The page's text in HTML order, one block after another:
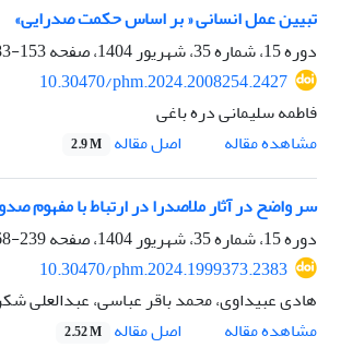
تبیین عمل انسانی « بر اساس حکمت صدرایی»
دوره 15، شماره 35، شهریور 1404، صفحه
153-183
10.30470/phm.2024.2008254.2427
فاطمه سلیمانی دره باغی
مشاهده مقاله
اصل مقاله 2.9 M
سر واضح در آثار ملاصدرا در ارتباط با مفهوم
دوره 15، شماره 35، شهریور 1404، صفحه
239-268
10.30470/phm.2024.1999373.2383
هادی عبیداوی، محمد باقر عباسی، عبدالعلی
مشاهده مقاله
اصل مقاله 2.52 M